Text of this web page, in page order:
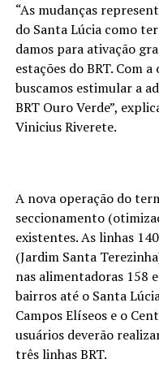
“As mudanças
do Santa Lúcia como
damos para ativação
estações do BRT. Com
buscamos estimular a
BRT Ouro Verde”,
Vinicius Riverete.
A nova operação do
seccionamento
existentes. As linhas
(Jardim Santa
nas alimentadoras 158
bairros até o Santa
Campos Elíseos e o
usuários deverão
três linhas BRT.